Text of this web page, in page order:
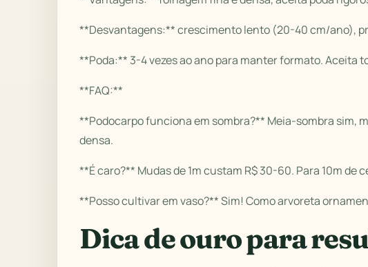
**Desvantagens:** crescimento lento (20-40 cm/ano),
**Poda:** 3-4 vezes ao ano para manter formato. Aceita
**FAQ:**
**Podocarpo funciona em sombra?** Meia-sombra sim,
densa.
**É caro?** Mudas de 1m custam R$ 30-60. Para 10m
**Posso cultivar em vaso?** Sim! Como arvoreta
Dica de ouro para